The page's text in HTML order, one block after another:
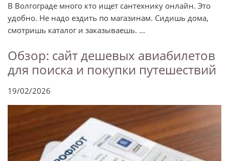
В Волгограде много кто ищет сантехнику онлайн. Это
удобно. Не надо ездить по магазинам. Сидишь дома,
смотришь каталог и заказываешь. ...
Обзор: сайт дешевых авиабилетов
для поиска и покупки путешествий
19/02/2026